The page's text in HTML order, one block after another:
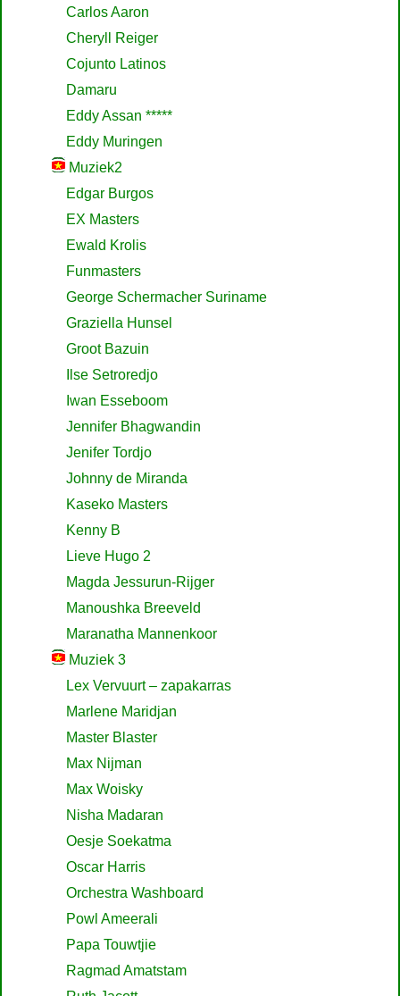
Carlos Aaron
Cheryll Reiger
Cojunto Latinos
Damaru
Eddy Assan *****
Eddy Muringen
Muziek2
Edgar Burgos
EX Masters
Ewald Krolis
Funmasters
George Schermacher Suriname
Graziella Hunsel
Groot Bazuin
Ilse Setroredjo
Iwan Esseboom
Jennifer Bhagwandin
Jenifer Tordjo
Johnny de Miranda
Kaseko Masters
Kenny B
Lieve Hugo 2
Magda Jessurun-Rijger
Manoushka Breeveld
Maranatha Mannenkoor
Muziek 3
Lex Vervuurt – zapakarras
Marlene Maridjan
Master Blaster
Max Nijman
Max Woisky
Nisha Madaran
Oesje Soekatma
Oscar Harris
Orchestra Washboard
Powl Ameerali
Papa Touwtjie
Ragmad Amatstam